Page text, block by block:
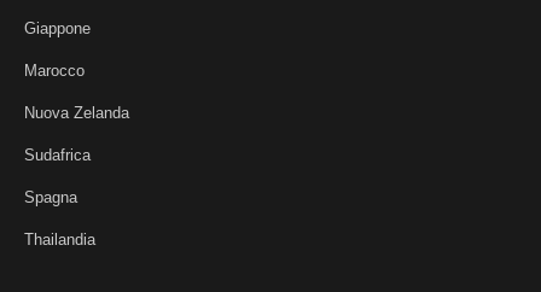
Giappone
Marocco
Nuova Zelanda
Sudafrica
Spagna
Thailandia